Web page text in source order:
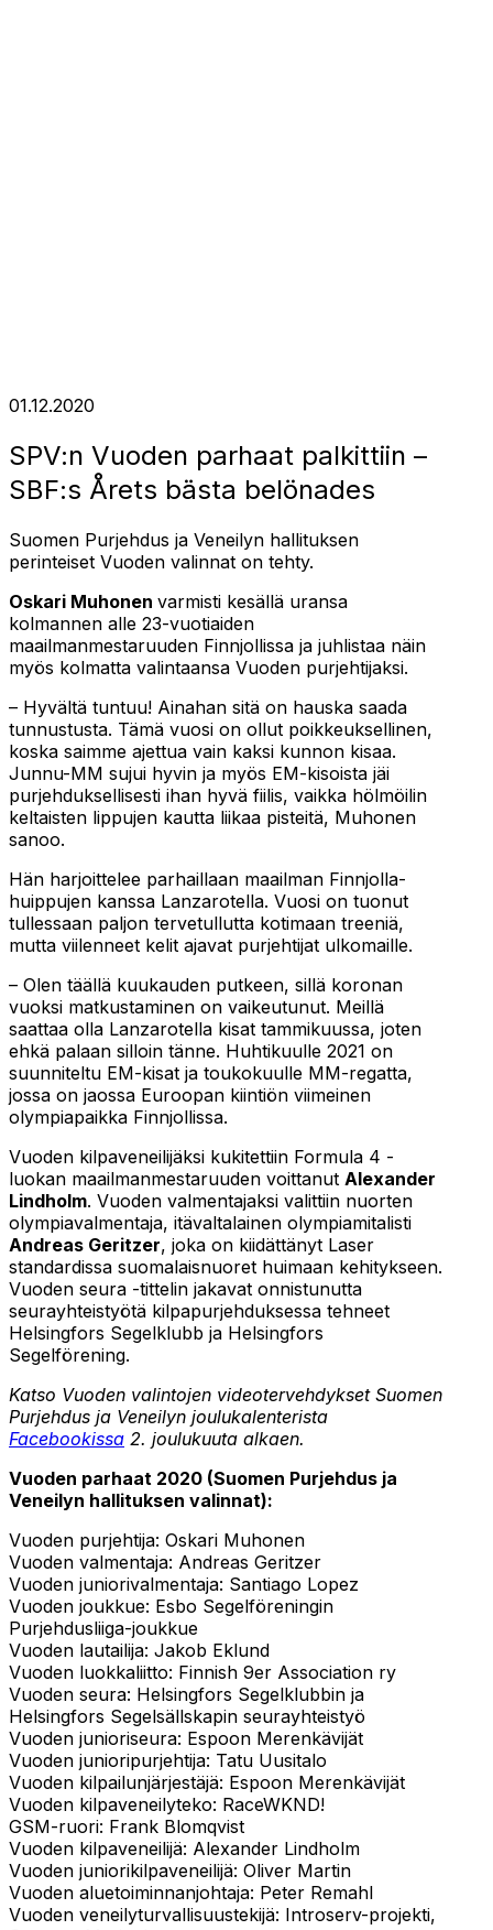
01.12.2020
SPV:n Vuoden parhaat palkittiin –
SBF:s Årets bästa belönades
Suomen Purjehdus ja Veneilyn hallituksen
perinteiset Vuoden valinnat on tehty.
Oskari Muhonen varmisti kesällä uransa
kolmannen alle 23-vuotiaiden
maailmanmestaruuden Finnjollissa ja juhlistaa näin
myös kolmatta valintaansa Vuoden purjehtijaksi.
– Hyvältä tuntuu! Ainahan sitä on hauska saada
tunnustusta. Tämä vuosi on ollut poikkeuksellinen,
koska saimme ajettua vain kaksi kunnon kisaa.
Junnu-MM sujui hyvin ja myös EM-kisoista jäi
purjehduksellisesti ihan hyvä fiilis, vaikka hölmöilin
keltaisten lippujen kautta liikaa pisteitä, Muhonen
sanoo.
Hän harjoittelee parhaillaan maailman Finnjolla-
huippujen kanssa Lanzarotella. Vuosi on tuonut
tullessaan paljon tervetullutta kotimaan treeniä,
mutta viilenneet kelit ajavat purjehtijat ulkomaille.
– Olen täällä kuukauden putkeen, sillä koronan
vuoksi matkustaminen on vaikeutunut. Meillä
saattaa olla Lanzarotella kisat tammikuussa, joten
ehkä palaan silloin tänne. Huhtikuulle 2021 on
suunniteltu EM-kisat ja toukokuulle MM-regatta,
jossa on jaossa Euroopan kiintiön viimeinen
olympiapaikka Finnjollissa.
Vuoden kilpaveneilijäksi kukitettiin Formula 4 -
luokan maailmanmestaruuden voittanut Alexander
Lindholm. Vuoden valmentajaksi valittiin nuorten
olympiavalmentaja, itävaltalainen olympiamitalisti
Andreas Geritzer, joka on kiidättänyt Laser
standardissa suomalaisnuoret huimaan kehitykseen.
Vuoden seura -tittelin jakavat onnistunutta
seurayhteistyötä kilpapurjehduksessa tehneet
Helsingfors Segelklubb ja Helsingfors
Segelförening.
Katso Vuoden valintojen videotervehdykset Suomen
Purjehdus ja Veneilyn joulukalenterista
Facebookissa 2. joulukuuta alkaen.
Vuoden parhaat 2020 (Suomen Purjehdus ja
Veneilyn hallituksen valinnat):
Vuoden purjehtija: Oskari Muhonen
Vuoden valmentaja: Andreas Geritzer
Vuoden juniorivalmentaja: Santiago Lopez
Vuoden joukkue: Esbo Segelföreningin
Purjehdusliiga-joukkue
Vuoden lautailija: Jakob Eklund
Vuoden luokkaliitto: Finnish 9er Association ry
Vuoden seura: Helsingfors Segelklubbin ja
Helsingfors Segelsällskapin seurayhteistyö
Vuoden junioriseura: Espoon Merenkävijät
Vuoden junioripurjehtija: Tatu Uusitalo
Vuoden kilpailunjärjestäjä: Espoon Merenkävijät
Vuoden kilpaveneilyteko: RaceWKND!
GSM-ruori: Frank Blomqvist
Vuoden kilpaveneilijä: Alexander Lindholm
Vuoden juniorikilpaveneilijä: Oliver Martin
Vuoden aluetoiminnanjohtaja: Peter Remahl
Vuoden veneilyturvallisuustekijä: Introserv-projekti,